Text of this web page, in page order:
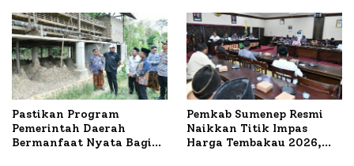
Pastikan Program
Pemerintah Daerah
Bermanfaat Nyata Bagi
Pemkab Sumenep Resmi
Naikkan Titik Impas
Harga Tembakau 2026,